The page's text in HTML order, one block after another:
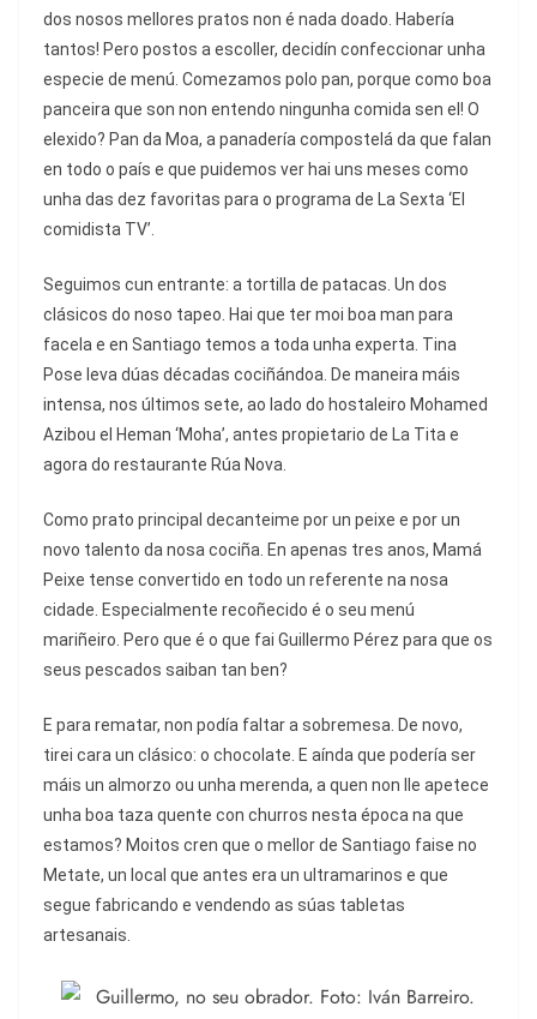
dos nosos mellores pratos non é nada doado. Habería
tantos! Pero postos a escoller, decidín confeccionar unha
especie de menú. Comezamos polo pan, porque como boa
panceira que son non entendo ningunha comida sen el! O
elexido? Pan da Moa, a panadería compostelá da que falan
en todo o país e que puidemos ver hai uns meses como
unha das dez favoritas para o programa de La Sexta ‘El
comidista TV’.
Seguimos cun entrante: a tortilla de patacas. Un dos
clásicos do noso tapeo. Hai que ter moi boa man para
facela e en Santiago temos a toda unha experta. Tina
Pose leva dúas décadas cociñándoa. De maneira máis
intensa, nos últimos sete, ao lado do hostaleiro Mohamed
Azibou el Heman ‘Moha’, antes propietario de La Tita e
agora do restaurante Rúa Nova.
Como prato principal decanteime por un peixe e por un
novo talento da nosa cociña. En apenas tres anos, Mamá
Peixe tense convertido en todo un referente na nosa
cidade. Especialmente recoñecido é o seu menú
mariñeiro. Pero que é o que fai Guillermo Pérez para que os
seus pescados saiban tan ben?
E para rematar, non podía faltar a sobremesa. De novo,
tirei cara un clásico: o chocolate. E aínda que podería ser
máis un almorzo ou unha merenda, a quen non lle apetece
unha boa taza quente con churros nesta época na que
estamos? Moitos cren que o mellor de Santiago faise no
Metate, un local que antes era un ultramarinos e que
segue fabricando e vendendo as súas tabletas
artesanais.